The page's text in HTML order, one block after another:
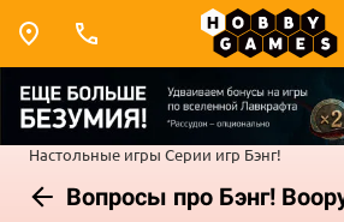
Настольные игры Серии игр Бэнг!
Вопросы про Бэнг!